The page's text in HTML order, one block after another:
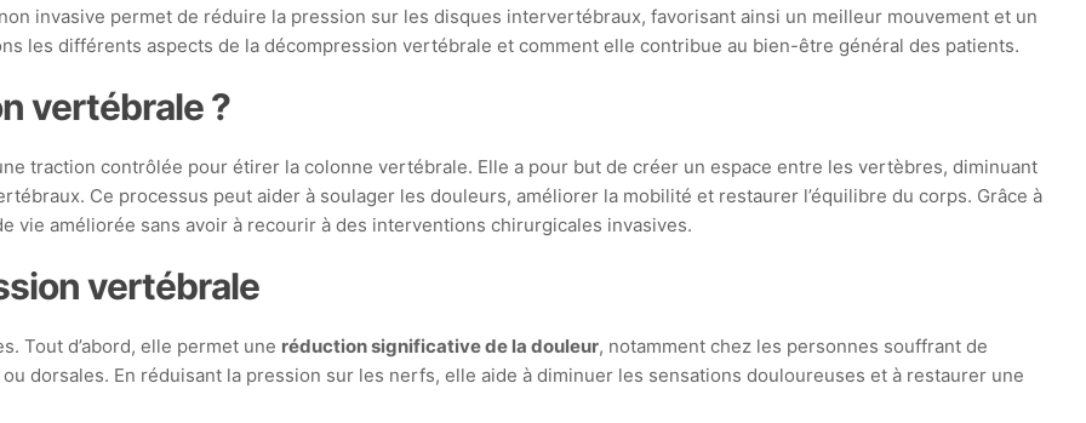
invasive permet de réduire la pression sur les disques intervertébraux, favorisant ainsi un meilleur mouvement et un
les différents aspects de la décompression vertébrale et comment elle contribue au bien-être général des patients.
vertébrale ?
traction contrôlée pour étirer la colonne vertébrale. Elle a pour but de créer un espace entre les vertèbres, diminuant
Ce processus peut aider à soulager les douleurs, améliorer la mobilité et restaurer l’équilibre du corps. Grâce à
vie améliorée sans avoir à recourir à des interventions chirurgicales invasives.
vertébrale
Tout d’abord, elle permet une réduction significative de la douleur, notamment chez les personnes souffrant de
dorsales. En réduisant la pression sur les nerfs, elle aide à diminuer les sensations douloureuses et à restaurer une